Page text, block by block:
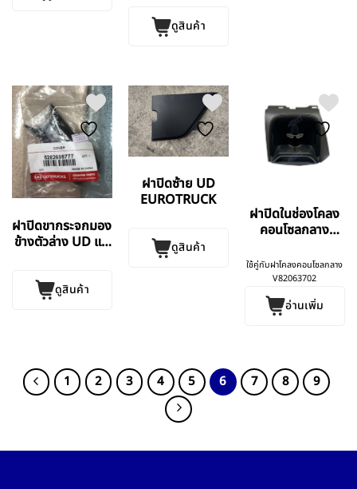
ดูสินค้า
ฝาปิดขากระจกมอง
ข้างตัวล่าง UD แท้
ดูสินค้า
ฝาปิดซ้าย UD
EUROTRUCK
ดูสินค้า
ฝาปิดในช่องโคลง
คอนโซลกลาง
ใช้คู่กับฝาโคลงคอนโซลกลาง
V82063702
อ่านเพิ่ม
1 2 3 4 5 6 7 8 9